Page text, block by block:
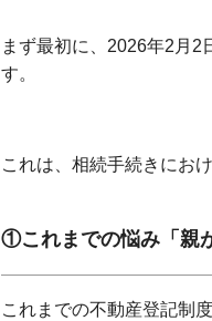
まず最初に、2026年2月2
す。
これは、相続手続きにお
①これまでの悩み「親
これまでの不動産登記制